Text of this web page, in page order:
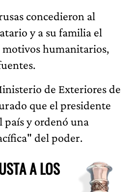
concedieron al
y a su familia el
humanitarios,
de Exteriores de
que el presidente
país y ordenó una
del poder.
A LOS